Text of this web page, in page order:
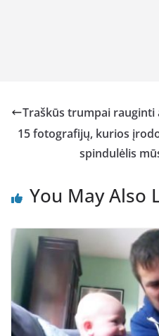
Traškūs trumpai rauginti
15 fotografijų, kurios
spindulėlis
You May Also